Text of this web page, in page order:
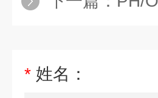
* 姓名：